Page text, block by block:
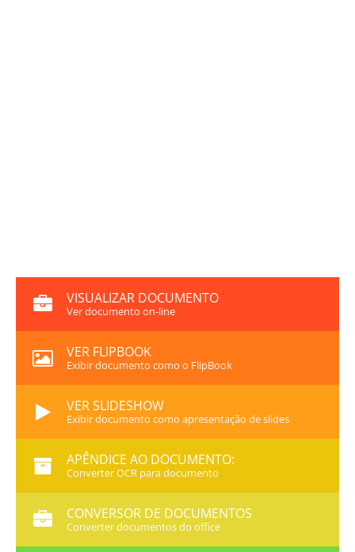
VISUALIZAR DOCUMENTO
Ver documento on-line
VER FLIPBOOK
Exibir documento como o FlipBook
VER SLIDESHOW
Exibir documento como apresentação de slides
APÊNDICE AO DOCUMENTO:
Converter OCR para documento
CONVERSOR DE DOCUMENTOS
Converter documentos do office